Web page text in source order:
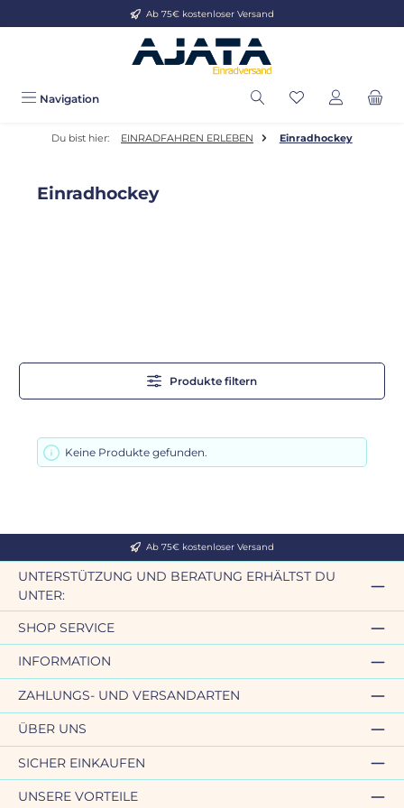
Zum Hauptinhalt springenAb 75€ kostenloser Versand
Navigation
Du bist hier: EINRADFAHREN ERLEBEN Einradhockey
Einradhockey
Produkte filtern
Keine Produkte gefunden.
Ab 75€ kostenloser Versand
UNTERSTÜTZUNG UND BERATUNG ERHÄLTST DU
UNTER:
SHOP SERVICE
INFORMATION
ZAHLUNGS- UND VERSANDARTEN
ÜBER UNS
SICHER EINKAUFEN
UNSERE VORTEILE